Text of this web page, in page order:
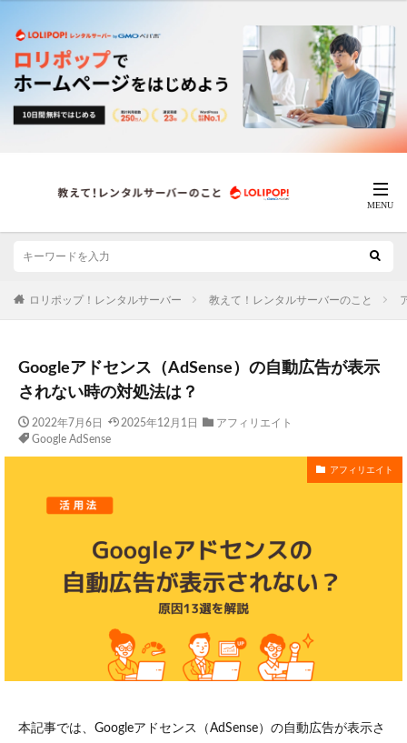
ロリポップ！レンタルサーバー 教えて！レンタルサーバーのこと
Googleアドセンス（AdSense）の自動広告が表示
されない時の対処法は？
2022年7月6日 2025年12月1日
アフィリエイト
Google AdSense
アフィリエイト
本記事では、Googleアドセンス
（AdSense）の自動広告が表示さ